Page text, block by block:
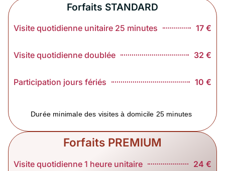
Forfaits STANDARD
Visite quotidienne unitaire 25 minutes 17 €
Visite quotidienne doublée 32 €
Participation jours fériés 10 €
Durée minimale des visites à domicile 25 minutes
Forfaits PREMIUM
Visite quotidienne 1 heure unitaire 24 €